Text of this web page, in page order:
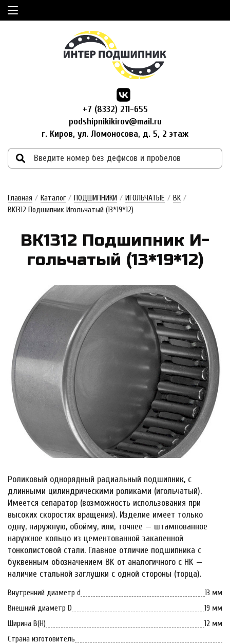
+7 (8332) 211-655
podshipnikikirov@mail.ru
г. Киров, ул. Ломоносова, д. 5, 2 этаж
Главная / Каталог / ПОДШИПНИКИ / ИГОЛЬЧАТЫЕ / BK /
BK1312 Подшипник Игольчатый (13*19*12)
BK1312 Под­шипник И­
голь­ча­тый (13*19*12)
Роликовый однорядный радиальный подшипник, с
длинными цилиндрическими роликами (игольчатый).
Имеется сепаратор (возможность использования при
высоких скоростях вращения). Изделие имеет только
одну, наружную, обойму, или, точнее — штампованное
наружное кольцо из цементованной закаленной
тонколистовой стали. Главное отличие подшипника с
буквенным обозначением BK от аналогичного с HK —
наличие стальной заглушки с одной стороны (торца).
Внутренний диаметр d
13 мм
Внешний диаметр D
19 мм
Ширина B(H)
12 мм
Страна изготовитель